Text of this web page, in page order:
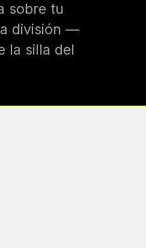
sobre tu
división —
la silla del